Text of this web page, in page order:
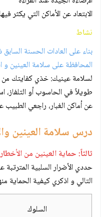
الابتعاد عن الأماكن التي يكثر
نشاط
بناء على العادات الحسنة
المحافظة على سلامة العينين و
لسلامة عينيك: خذي كفايتك من
طويلاً في الحاسوب أو التلفاز،
عن أماكن الغبار، راجعي
درس سلامة العينين
ثالثاً: حماية العينين من الأخطار
حددي الأضرار السلبية
التالي و اذكري كيفية الحماية
السلوك